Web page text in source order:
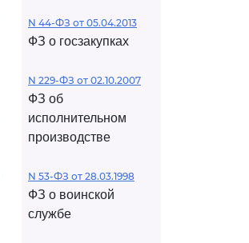
N 44-ФЗ от 05.04.2013
ФЗ о госзакупках
N 229-ФЗ от 02.10.2007
ФЗ об
исполнительном
производстве
N 53-ФЗ от 28.03.1998
ФЗ о воинской
службе